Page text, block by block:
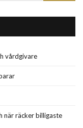
vårdgivare
när räcker billigaste